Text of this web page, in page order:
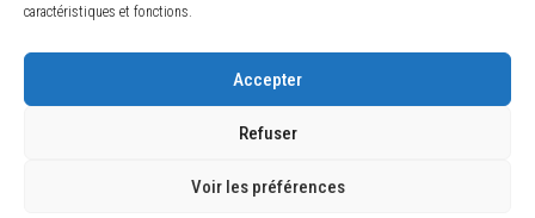
caractéristiques et fonctions.
Accepter
Refuser
Voir les préférences
Fièrement propulsé par